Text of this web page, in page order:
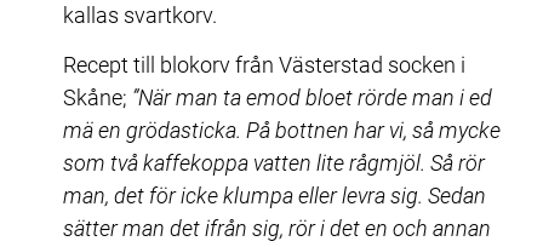
kallas svartkorv.
Recept till blokorv från Västerstad socken i
Skåne; ”När man ta emod bloet rörde man i ed
mä en grödasticka. På bottnen har vi, så mycke
som två kaffekoppa vatten lite rågmjöl. Så rör
man, det för icke klumpa eller levra sig. Sedan
sätter man det ifrån sig, rör i det en och annan